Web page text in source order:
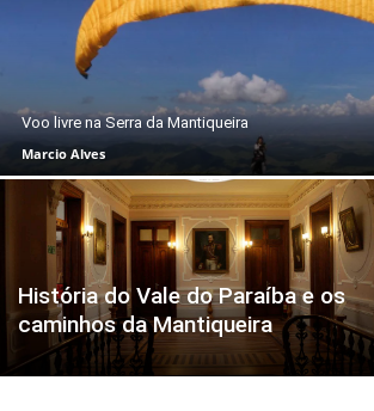
Voo livre na Serra da Mantiqueira
Marcio Alves
História do Vale do Paraíba e os
caminhos da Mantiqueira